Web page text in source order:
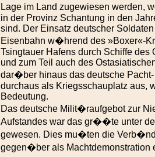
Lage im Land zugewiesen werden,
in der Provinz Schantung in den
sind. Der Einsatz deutscher
Eisenbahn w�hrend des »Boxer«-
Tsingtauer Hafens durch Schiffe des
und zum Teil auch des
dar�ber hinaus das deutsche
durchaus als Kriegsschauplatz aus,
Bedeutung.
Das deutsche Milit�raufgebot zur
Aufstandes war das gr��te unter
gewesen. Dies mu�ten die
gegen�ber als Machtdemonstration